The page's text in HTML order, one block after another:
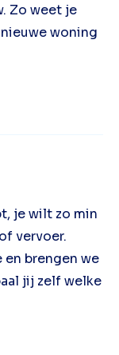
Zo weet je
woning
je wilt zo min
vervoer.
en brengen we
jij zelf welke